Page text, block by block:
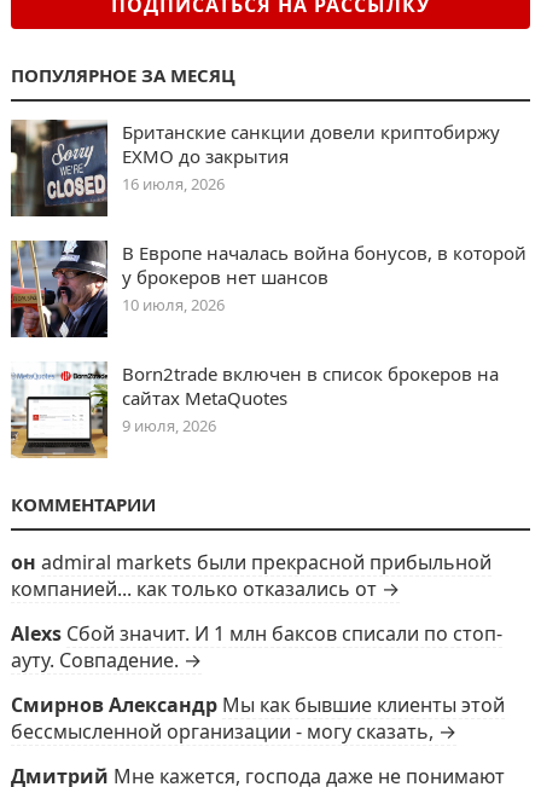
ПОПУЛЯРНОЕ ЗА МЕСЯЦ
Британские санкции довели криптобиржу
EXMO до закрытия
16 июля, 2026
В Европе началась война бонусов, в которой
у брокеров нет шансов
10 июля, 2026
Born2trade включен в список брокеров на
сайтах MetaQuotes
9 июля, 2026
КОММЕНТАРИИ
он admiral markets были прекрасной прибыльной
компанией... как только отказались от →
Alexs Сбой значит. И 1 млн баксов списали по стоп-
ауту. Совпадение. →
Смирнов Александр Мы как бывшие клиенты этой
бессмысленной организации - могу сказать, →
Дмитрий Мне кажется, господа даже не понимают